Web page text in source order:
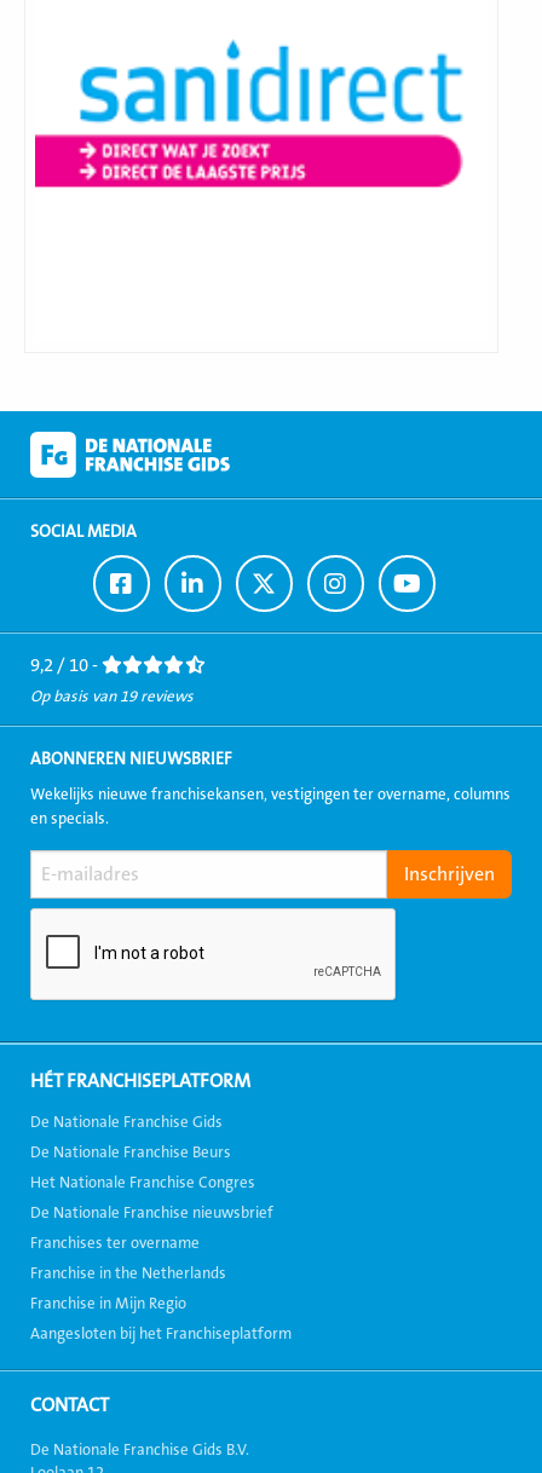
SOCIAL MEDIA
Ga
naar
Facebook
Ga
naar
LinkedIn
Ga
naar
Twitter
Ga
naar
Instagram
Ga
naar
Youtube
9,2 / 10 -
Op basis van 19 reviews
ABONNEREN NIEUWSBRIEF
Wekelijks nieuwe franchisekansen, vestigingen ter overname, columns
en specials.
HÉT FRANCHISEPLATFORM
De Nationale Franchise Gids
De Nationale Franchise Beurs
Het Nationale Franchise Congres
De Nationale Franchise nieuwsbrief
Franchises ter overname
Franchise in the Netherlands
Franchise in Mijn Regio
Aangesloten bij het Franchiseplatform
CONTACT
De Nationale Franchise Gids B.V.